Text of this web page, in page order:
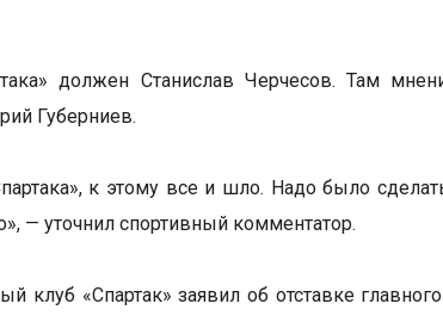
должен Станислав Черчесов. Там
Губерниев.
к этому все и шло. Надо было
— уточнил спортивный комментатор.
клуб «Спартак» заявил об отставке